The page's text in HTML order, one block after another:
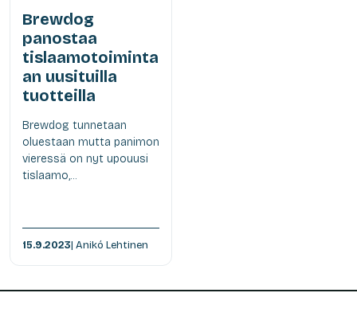
Brewdog
panostaa
tislaamotoiminta
an uusituilla
tuotteilla
Brewdog tunnetaan
oluestaan mutta panimon
vieressä on nyt upouusi
tislaamo,...
15.9.2023| Anikó Lehtinen